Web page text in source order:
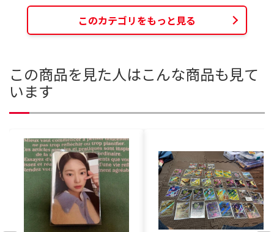
このカテゴリをもっと見る
この商品を見た人はこんな商品も見て
います